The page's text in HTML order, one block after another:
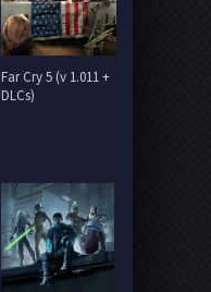
Far Cry 5 (v 1.011 +
DLCs)